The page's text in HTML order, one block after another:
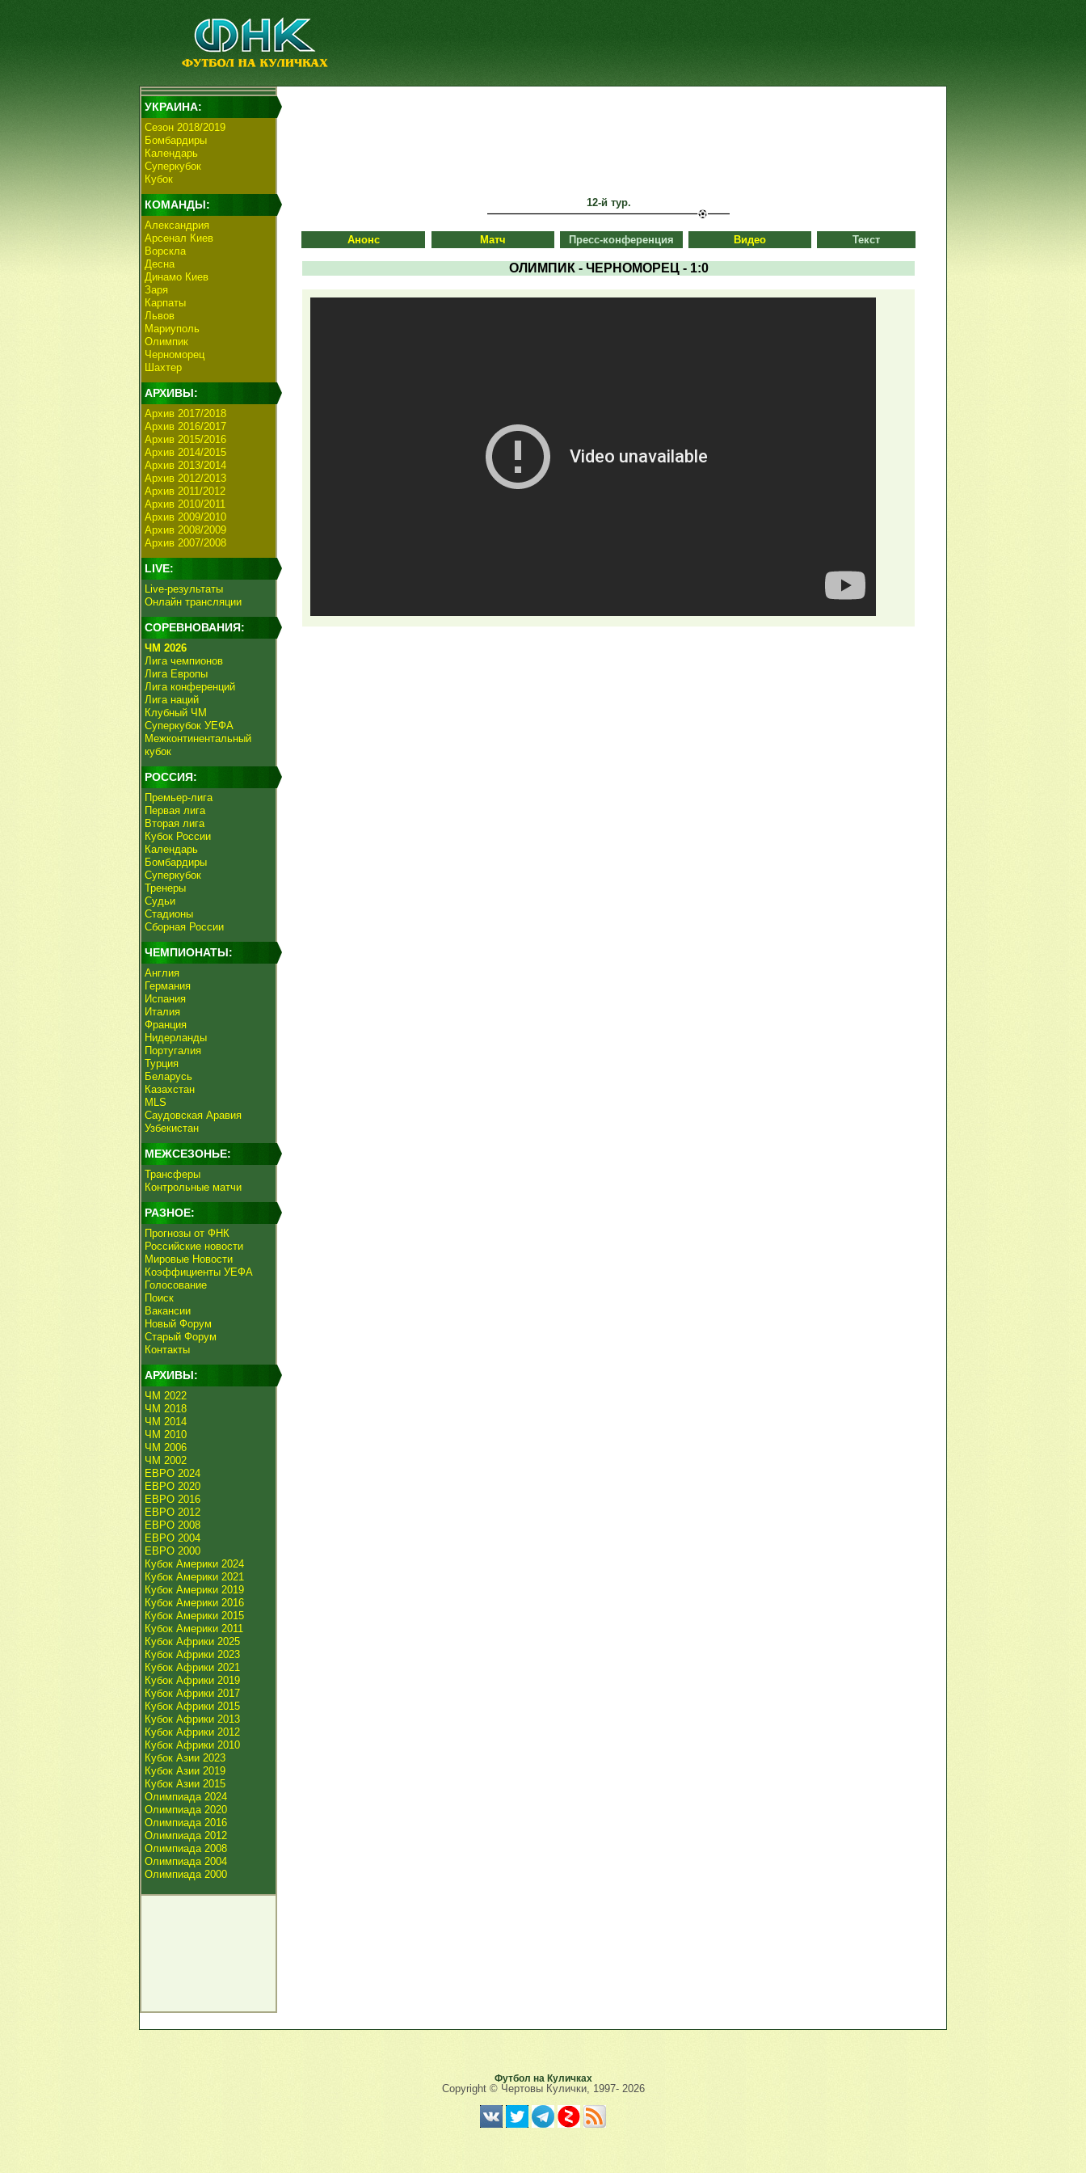
УКРАИНА:
Сезон 2018/2019
Бомбардиры
Календарь
Суперкубок
Кубок
КОМАНДЫ:
Александрия
Арсенал Киев
Ворскла
Десна
Динамо Киев
Заря
Карпаты
Львов
Мариуполь
Олимпик
Черноморец
Шахтер
АРХИВЫ:
Архив 2017/2018
Архив 2016/2017
Архив 2015/2016
Архив 2014/2015
Архив 2013/2014
Архив 2012/2013
Архив 2011/2012
Архив 2010/2011
Архив 2009/2010
Архив 2008/2009
Архив 2007/2008
LIVE:
Live-результаты
Онлайн трансляции
СОРЕВНОВАНИЯ:
ЧМ 2026
Лига чемпионов
Лига Европы
Лига конференций
Лига наций
Клубный ЧМ
Суперкубок УЕФА
Межконтинентальный
кубок
РОССИЯ:
Премьер-лига
Первая лига
Вторая лига
Кубок России
Календарь
Бомбардиры
Суперкубок
Тренеры
Судьи
Стадионы
Сборная России
ЧЕМПИОНАТЫ:
Англия
Германия
Испания
Италия
Франция
Нидерланды
Португалия
Турция
Беларусь
Казахстан
MLS
Саудовская Аравия
Узбекистан
МЕЖСЕЗОНЬЕ:
Трансферы
Контрольные матчи
РАЗНОЕ:
Прогнозы от ФНК
Российские новости
Мировые Новости
Коэффициенты УЕФА
Голосование
Поиск
Вакансии
Новый Форум
Старый Форум
Контакты
АРХИВЫ:
ЧМ 2022
ЧМ 2018
ЧМ 2014
ЧМ 2010
ЧМ 2006
ЧМ 2002
ЕВРО 2024
ЕВРО 2020
ЕВРО 2016
ЕВРО 2012
ЕВРО 2008
ЕВРО 2004
ЕВРО 2000
Кубок Америки 2024
Кубок Америки 2021
Кубок Америки 2019
Кубок Америки 2016
Кубок Америки 2015
Кубок Америки 2011
Кубок Африки 2025
Кубок Африки 2023
Кубок Африки 2021
Кубок Африки 2019
Кубок Африки 2017
Кубок Африки 2015
Кубок Африки 2013
Кубок Африки 2012
Кубок Африки 2010
Кубок Азии 2023
Кубок Азии 2019
Кубок Азии 2015
Олимпиада 2024
Олимпиада 2020
Олимпиада 2016
Олимпиада 2012
Олимпиада 2008
Олимпиада 2004
Олимпиада 2000
12-й тур.
Анонс Матч Пресс-конференция Видео Текст
ОЛИМПИК - ЧЕРНОМОРЕЦ - 1:0
Футбол на Куличках
Copyright © Чертовы Кулички, 1997- 2026